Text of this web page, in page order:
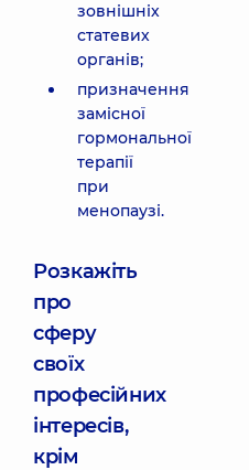
зовнішніх
статевих
органів;
призначення
замісної
гормональної
терапії
при
менопаузі.
Розкажіть
про
сферу
своїх
професійних
інтересів,
крім